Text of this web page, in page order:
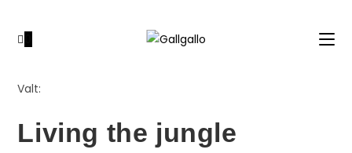
Valt:
Living the jungle